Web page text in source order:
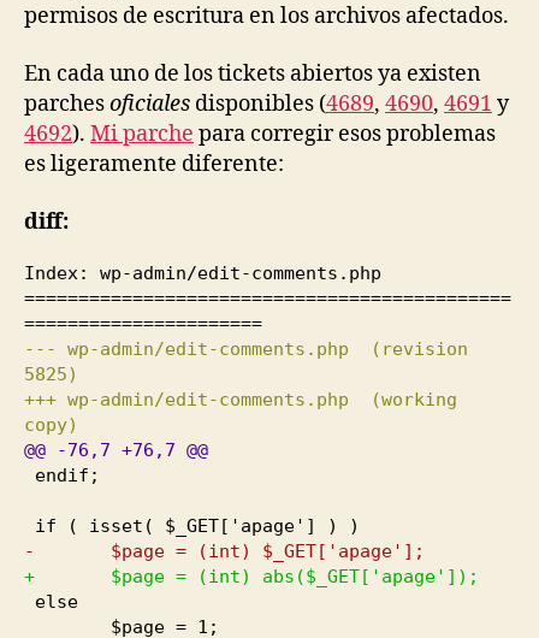
permisos de escritura en los archivos afectados.
En cada uno de los tickets abiertos ya existen
parchesoficiales disponibles (4689, 4690, 4691 y
4692). Mi parche para corregir esos problemas
es ligeramente diferente:
diff:
Index: wp-admin/edit-comments.php
=============================================
======================
--- wp-admin/edit-comments.php
( revision
5825)
+++ wp-admin/edit-comments.php
(working
copy)
@@
-76 , 7 +76 , 7 @@
endif;
if ( isset ( $_GET[ 'apage' ] )
)
- $page =
(int) $_GET[ 'apage' ] ;
+ $page =
(int) abs ($_GET[ 'apage' ] ) ;
else
$page = 1 ;